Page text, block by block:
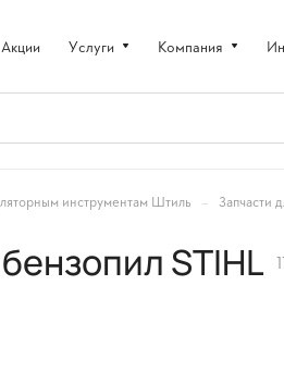
Акции Услуги Компания
инструментам Штиль – Запчасти
STIHL